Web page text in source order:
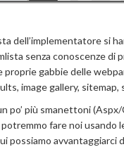
dell’implementatore si
senza conoscenze di
proprie gabbie delle
image gallery, sitemap,
po’ più smanettoni
fare noi usando
possiamo avvantaggiarci